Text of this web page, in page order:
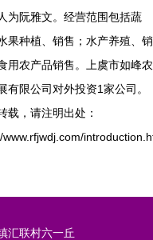
为阮雅文。经营范围包括蔬
果种植、销售；水产养殖、销
用农产品销售。上虞市如峰农
有限公司对外投资1家公司。
载，请注明出处：
www.rfjwdj.com/
汇联村六一丘